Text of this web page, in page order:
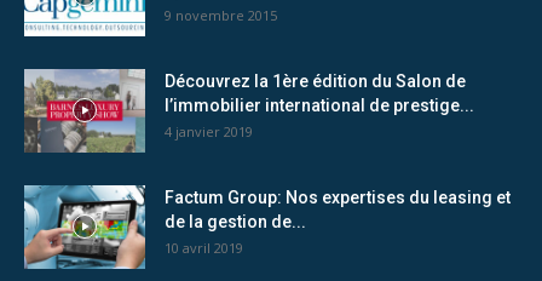
9 novembre 2015
Découvrez la 1ère édition du Salon de
l’immobilier international de prestige...
4 janvier 2019
Factum Group: Nos expertises du leasing et
de la gestion de...
10 avril 2019